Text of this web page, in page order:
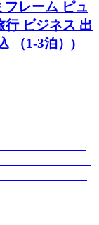
レーム ピュ
行 ビジネス 出
（1-3泊）)